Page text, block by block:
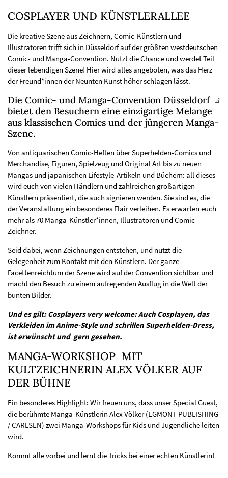
COSPLAYER UND KÜNSTLERALLEE
Die kreative Szene aus Zeichnern, Comic-Künstlern und
Illustratoren trifft sich in Düsseldorf auf der größten westdeutschen
Comic- und Manga-Convention. Nutzt die Chance und werdet Teil
dieser lebendigen Szene! Hier wird alles angeboten, was das Herz
der Freund*innen der Neunten Kunst höher schlagen lässt.
Die Comic- und Manga-Convention Düsseldorf
bietet den Besuchern eine einzigartige Melange
aus klassischen Comics und der jüngeren Manga-
Szene.
Von antiquarischen Comic-Heften über Superhelden-Comics und
Merchandise, Figuren, Spielzeug und Original Art bis zu neuen
Mangas und japanischen Lifestyle-Artikeln und Büchern: all dieses
wird euch von vielen Händlern und zahlreichen großartigen
Künstlern präsentiert, die auch signieren werden. Sie sind es, die
der Veranstaltung ein besonderes Flair verleihen. Es erwarten euch
mehr als 70 Manga-Künstler*innen, Illustratoren und Comic-
Zeichner.
Seid dabei, wenn Zeichnungen entstehen, und nutzt die
Gelegenheit zum Kontakt mit den Künstlern. Der ganze
Facettenreichtum der Szene wird auf der Convention sichtbar und
macht den Besuch zu einem aufregenden Ausflug in die Welt der
bunten Bilder.
Und es gilt: Cosplayers very welcome: Auch Cosplayen, das
Verkleiden im Anime-Style und schrillen Superhelden-Dress,
ist erwünscht und gern gesehen.
MANGA-WORKSHOP MIT
KULTZEICHNERIN ALEX VÖLKER AUF
DER BÜHNE
Ein besonderes Highlight: Wir freuen uns, dass unser Special Guest,
die berühmte Manga-Künstlerin Alex Völker (EGMONT PUBLISHING
/ CARLSEN) zwei Manga-Workshops für Kids und Jugendliche leiten
wird.
Kommt alle vorbei und lernt die Tricks bei einer echten Künstlerin!